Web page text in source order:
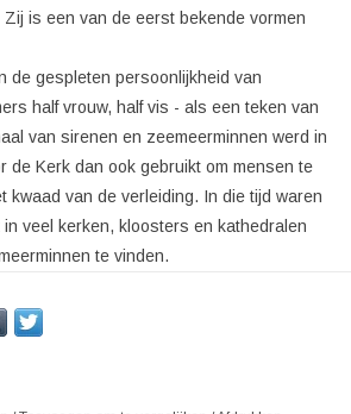
is een van de eerst bekende vormen
de gespleten persoonlijkheid van
half vrouw, half vis - als een teken van
van sirenen en zeemeerminnen werd in
de Kerk dan ook gebruikt om mensen te
kwaad van de verleiding. In die tijd waren
veel kerken, kloosters en kathedralen
te vinden.